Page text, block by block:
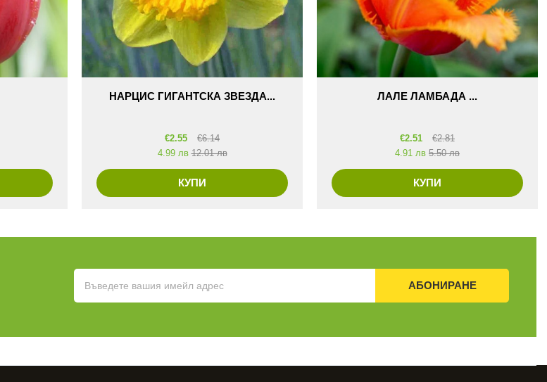
НАРЦИС ГИГАНТСКА ЗВЕЗДА...
€2.55 €6.14
4.99 лв 12.01 лв
КУПИ
ЛАЛЕ ЛАМБАДА ...
€2.51 €2.81
4.91 лв 5.50 лв
КУПИ
АБОНИРАНЕ